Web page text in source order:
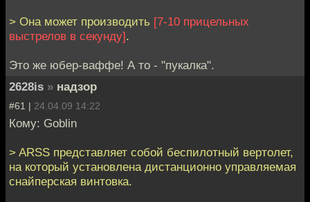
> Она может производить [7-10 прицельных
выстрелов в секунду].
Это же юбер-ваффе! А то - "пукалка".
2628is » надзор
#61 | 24.04.09 14:22
Кому: Goblin
> ARSS представляет собой беспилотный вертолет,
на который установлена дистанционно управляемая
снайперская винтовка.